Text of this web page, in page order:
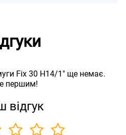
Fix 30 H14/1" ще немає.
першим!
відгук